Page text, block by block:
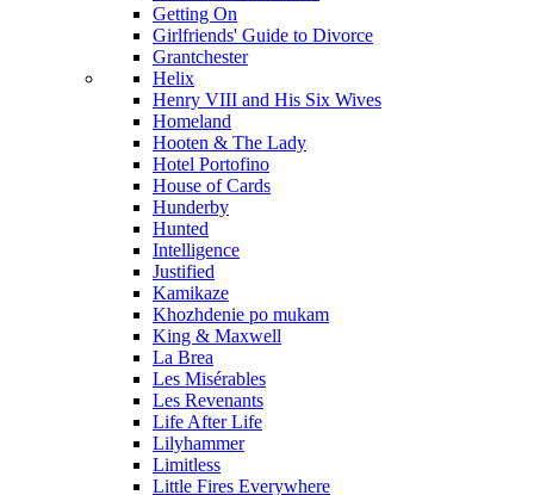
Getting On
Girlfriends' Guide to Divorce
Grantchester
Helix
Henry VIII and His Six Wives
Homeland
Hooten & The Lady
Hotel Portofino
House of Cards
Hunderby
Hunted
Intelligence
Justified
Kamikaze
Khozhdenie po mukam
King & Maxwell
La Brea
Les Misérables
Les Revenants
Life After Life
Lilyhammer
Limitless
Little Fires Everywhere